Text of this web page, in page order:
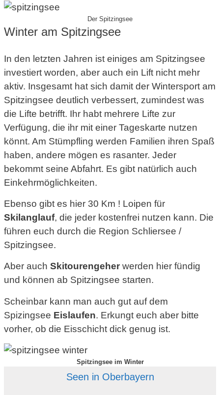
Der Spitzingsee
Winter am Spitzingsee
In den letzten Jahren ist einiges am Spitzingsee
investiert worden, aber auch ein Lift nicht mehr
aktiv. Insgesamt hat sich damit der Wintersport am
Spitzingsee deutlich verbessert, zumindest was
die Lifte betrifft. Ihr habt mehrere Lifte zur
Verfügung, die ihr mit einer Tageskarte nutzen
könnt. Am Stümpfling werden Familien ihren Spaß
haben, andere mögen es rasanter. Jeder
bekommt seine Abfahrt. Es gibt natürlich auch
Einkehrmöglichkeiten.
Ebenso gibt es hier 30 Km ! Loipen für
Skilanglauf, die jeder kostenfrei nutzen kann. Die
führen euch durch die Region Schliersee /
Spitzingsee.
Aber auch Skitourengeher werden hier fündig
und können ab Spitzingsee starten.
Scheinbar kann man auch gut auf dem
Spizingsee Eislaufen. Erkungt euch aber bitte
vorher, ob die Eisschicht dick genug ist.
Spitzingsee im Winter
Seen in Oberbayern